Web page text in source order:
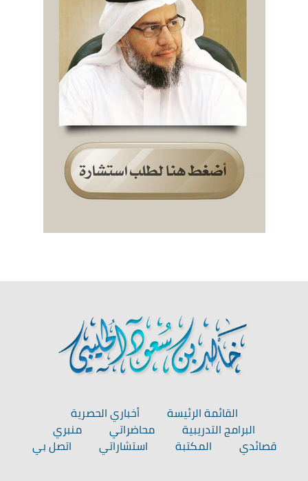
القائمة الرئيسة
أخباري الحصرية
البرامج التدريبية
محاضراتي
منبري
قصائدي
المكتبة استشاراتي اتصل بي